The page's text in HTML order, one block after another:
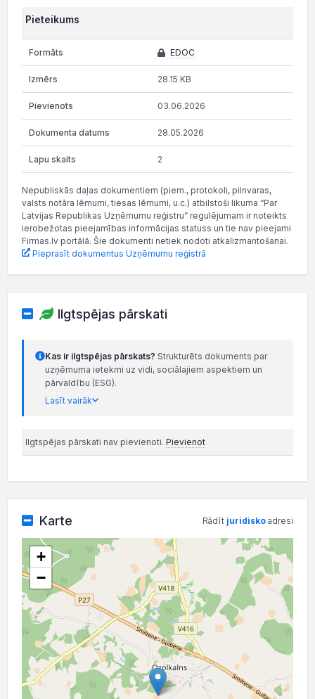
Pieteikums
EDOC
28.15 KB
03.06.2026
28.05.2026
2
Nepubliskās daļas dokumentiem (piem., protokoli, pilnvaras,
valsts notāra lēmumi, tiesas lēmumi, u.c.) atbilstoši likuma “Par
Latvijas Republikas Uzņēmumu reģistru” regulējumam ir noteikts
ierobežotas pieejamības informācijas statuss un tie nav pieejami
Firmas.lv portālā. Šie dokumenti netiek nodoti atkalizmantošanai.
Pieprasīt dokumentus Uzņēmumu reģistrā
Ilgtspējas pārskati
Kas ir ilgtspējas pārskats? Strukturēts dokuments par
uzņēmuma ietekmi uz vidi, sociālajiem aspektiem un
pārvaldību (ESG).
Lasīt vairāk
Ilgtspējas pārskati nav pievienoti. Pievienot
Karte Rādīt juridisko adresi
+
−